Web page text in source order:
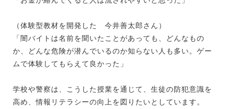
（体験型教材を開発した 今井善太郎さん）
「闇バイトは名前を聞いたことがあっても、どんなもの
か、どんな危険が潜んでいるのか知らない人も多い。ゲー
ムで体験してもらえて良かった」
学校や警察は、こうした授業を通じて、生徒の防犯意識を
高め、情報リテラシーの向上を図りたいとしています。